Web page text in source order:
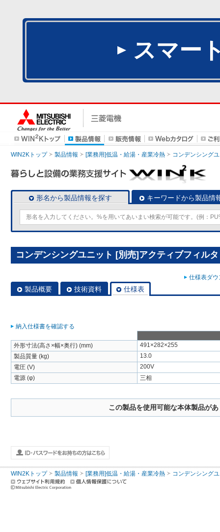
スマー
WIN2Kトップ 製品情報 [業務用]低温・給湯・産業冷熱 コンデンシング
形名から製品情報を探す キーワードから製品情
コンデンシングユニット [別売]アクティブフィル
仕様表ダ
製品概要 技術資料 仕様表
納入仕様書を確認する
外形寸法(高さ×幅×奥行) (mm)
491×282×255
製品質量 (kg)
13.0
電圧 (V)
200V
電源 (φ)
三相
この製品を使用可能な本体製品が
WIN2Kトップ 製品情報 [業務用]低温・給湯・産業冷熱 コンデンシング